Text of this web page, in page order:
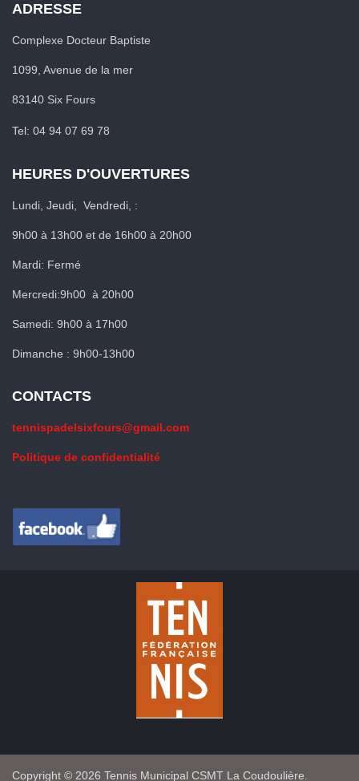
ADRESSE
Complexe Docteur Baptiste
1099, Avenue de la mer
83140 Six Fours
Tel: 04 94 07 69 78
HEURES D'OUVERTURES
Lundi, Jeudi, Vendredi, :
9h00 à 13h00 et de 16h00 à 20h00
Mardi: Fermé
Mercredi:9h00 à 20h00
Samedi: 9h00 à 17h00
Dimanche : 9h00-13h00
CONTACTS
tennispadelsixfours@gmail.com
Politique de confidentialité
Copyright © 2026 Tennis Municipal CSMT La Coudoulière.